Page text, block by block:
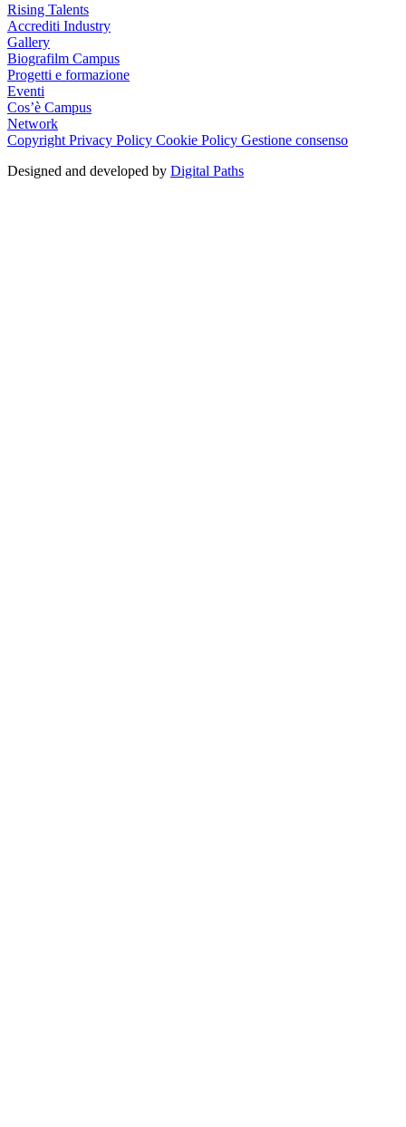
Rising Talents
Accrediti Industry
Gallery
Biografilm Campus
Progetti e formazione
Eventi
Cos’è Campus
Network
Copyright Privacy Policy Cookie Policy Gestione consenso
Designed and developed by Digital Paths